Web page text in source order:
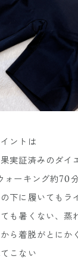
ントは
実証済みのダイ
ーキング約70
下に履いてもラ
も暑くない、蒸
ら着脱がとにか
こない